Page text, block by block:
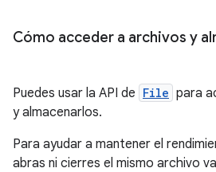
Cómo acceder a archivos y
Puedes usar la API de File para
y almacenarlos.
Para ayudar a mantener el
abras ni cierres el mismo archivo